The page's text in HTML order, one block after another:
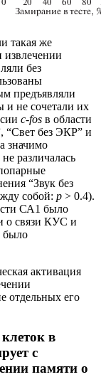
такая же
извлечении
без
предъявляли
и не сочетали их
с-fos в области
“Свет без ЭКР” и
значимо
различалась
“Звук без
собой: p > 0.4).
СА1 было
о связи КУС и
было
активация
отдельных его
в
с
памяти о